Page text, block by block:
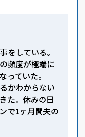
をしている。
頻度が極端に
っていた。
かわからない
た。休みの日
で1ヶ月間夫の